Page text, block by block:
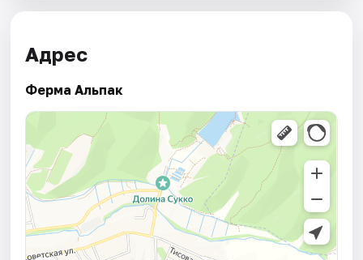
Адрес
Ферма Альпак